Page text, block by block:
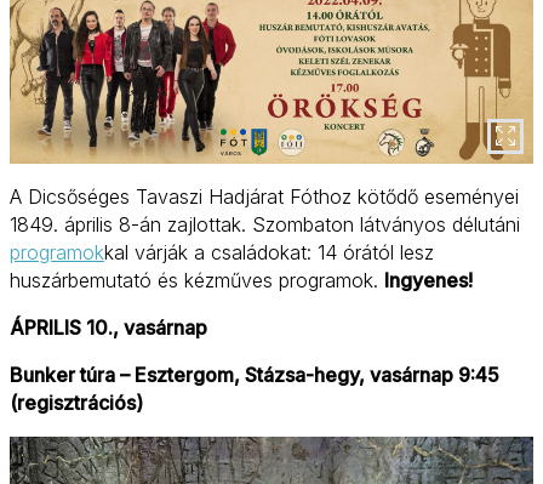
A Dicsőséges Tavaszi Hadjárat Fóthoz kötődő eseményei
1849. április 8-án zajlottak. Szombaton látványos délutáni
programokkal várják a családokat: 14 órától lesz
huszárbemutató és kézműves programok. Ingyenes!
ÁPRILIS 10., vasárnap
Bunker túra – Esztergom, Stázsa-hegy, vasárnap 9:45
(regisztrációs)